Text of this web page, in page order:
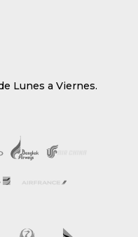
Lunes a Viernes.